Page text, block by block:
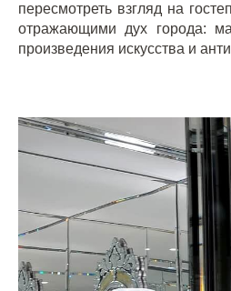
пересмотреть взгляд на
отражающими дух города:
произведения искусства и